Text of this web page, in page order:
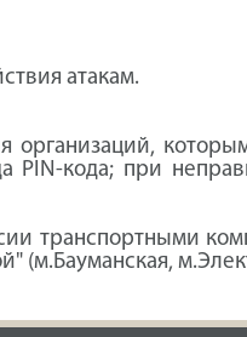
атакам.
организаций,
PIN-кода; при
транспортными
(м.Бауманская,